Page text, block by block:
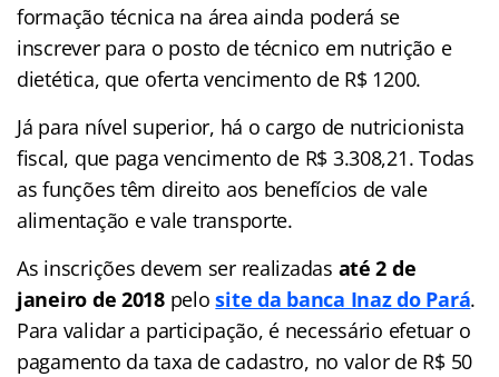
formação técnica na área ainda poderá se
inscrever para o posto de técnico em nutrição e
dietética, que oferta vencimento de R$ 1200.
Já para nível superior, há o cargo de nutricionista
fiscal, que paga vencimento de R$ 3.308,21. Todas
as funções têm direito aos benefícios de vale
alimentação e vale transporte.
As inscrições devem ser realizadas até 2 de
janeiro de 2018pelosite da banca Inaz do Pará.
Para validar a participação, é necessário efetuar o
pagamento da taxa de cadastro, no valor de R$ 50